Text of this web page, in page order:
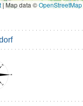
| Map data ©OpenStreetMap